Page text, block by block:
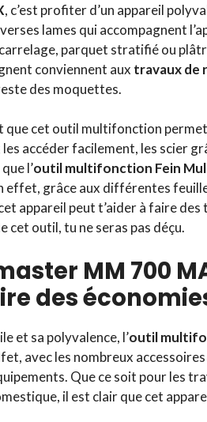
, c’est profiter d’un appareil
lames qui accompagnent
parquet stratifié ou
conviennent aux travaux de
des moquettes.
que cet outil multifonction
accéder facilement, les scier
l’outil multifonction Fein
effet, grâce aux différentes
appareil peut t’aider à faire
cet outil, tu ne seras pas déçu.
MM 700
des
et sa polyvalence, l’outil
avec les nombreux
Que ce soit pour les
il est clair que cet